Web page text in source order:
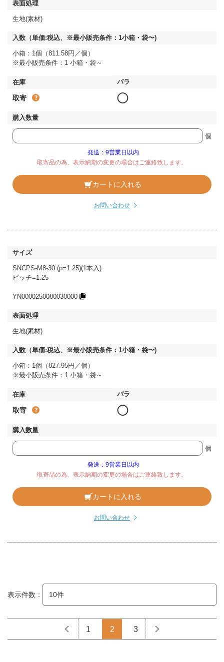
生地(素材)
小箱：1個（811.58円／個）
※最小販売条件：1 小箱・袋～
取寄 ◯
個
発送：9営業日以内
取寄品の為、表示納期の変更の場合はご連絡致します。
カートに入れる
お問い合わせ
SNCPS-M8-30 (p=1.25)(1本入)
ピッチ=1.25
YN0000250080030000
生地(素材)
小箱：1個（827.95円／個）
※最小販売条件：1 小箱・袋～
取寄 ◯
個
発送：9営業日以内
取寄品の為、表示納期の変更の場合はご連絡致します。
カートに入れる
お問い合わせ
表示件数：
1 2 3